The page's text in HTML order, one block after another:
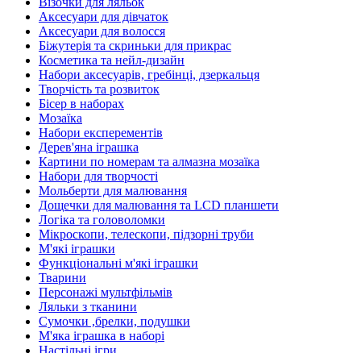
Аксесуари для дівчаток
Аксесуари для волосся
Біжутерія та скриньки для прикрас
Косметика та нейл-дизайн
Набори аксесуарів, гребінці, дзеркальця
Творчість та розвиток
Бісер в наборах
Мозаїка
Набори експерементів
Дерев'яна іграшка
Картини по номерам та алмазна мозаїка
Набори для творчості
Мольберти для малювання
Дощечки для малювання та LCD планшети
Логіка та головоломки
Мікроскопи, телескопи, підзорні труби
М'які іграшки
Функціональні м'які іграшки
Тварини
Персонажі мультфільмів
Ляльки з тканини
Сумочки ,брелки, подушки
М'яка іграшка в наборі
Настільні ігри